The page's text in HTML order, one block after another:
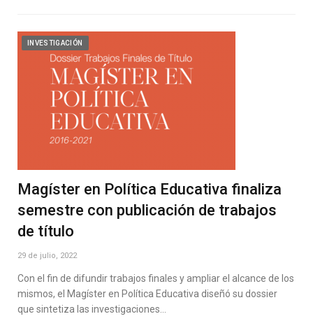
INVESTIGACIÓN
Magíster en Política Educativa finaliza
semestre con publicación de trabajos
de título
29 de julio, 2022
Con el fin de difundir trabajos finales y ampliar el alcance de los
mismos, el Magíster en Política Educativa diseñó su dossier
que sintetiza las investigaciones…